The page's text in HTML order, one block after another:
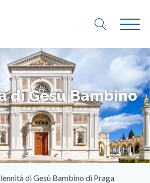
di Gesù Bambino
di Gesù Bambino di Praga